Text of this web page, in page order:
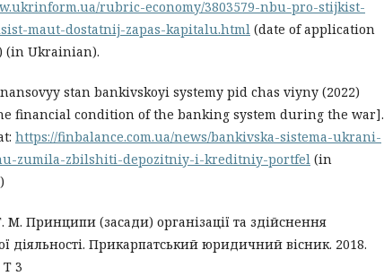
rubric-economy/3803579-nbu-pro-stijkist-
maut-dostatnij-zapas-kapitalu.html (date of application
(in Ukrainian).
stan bankivskoyi systemy pid chas viyny (2022)
financial condition of the banking system during the war].
https://finbalance.com.ua/news/bankivska-sistema-ukrani-
zumila-zbilshiti-depozitniy-i-kreditniy-portfel (in
М. Принципи (засади) організації та здійснення
діяльності. Прикарпатський юридичний вісник. 2018.
Т 3